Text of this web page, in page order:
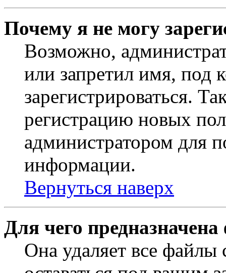
Почему я не могу
Возможно,
или запретил имя, под
зарегистрироваться.
регистрацию новых
администратором для
информации.
Вернуться наверх
Для чего
Она удаляет все файлы